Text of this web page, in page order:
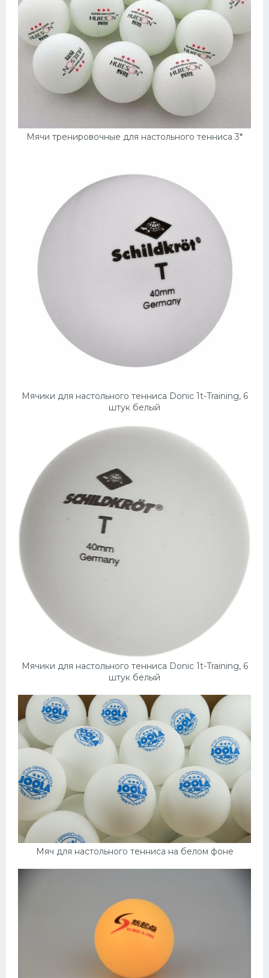
Мячи тренировочные для настольного тенниса 3*
Мячики для настольного тенниса Donic 1t-Training, 6
штук белый
Мячики для настольного тенниса Donic 1t-Training, 6
штук белый
Мяч для настольного тенниса на белом фоне